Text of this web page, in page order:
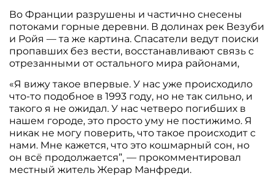
Во Франции разрушены и частично снесены
потоками горные деревни. В долинах рек Везуби
и Ройя — та же картина. Спасатели ведут поиски
пропавших без вести, восстанавливают связь с
отрезанными от остального мира районами,
«Я вижу такое впервые. У нас уже происходило
что-то подобное в 1993 году, но не так сильно, и
такого я не ожидал. У нас четверо погибших в
нашем городе, это просто уму не постижимо. Я
никак не могу поверить, что такое происходит с
нами. Мне кажется, что это кошмарный сон, но
он всё продолжается”, — прокомментировал
местный житель Жерар Манфреди.